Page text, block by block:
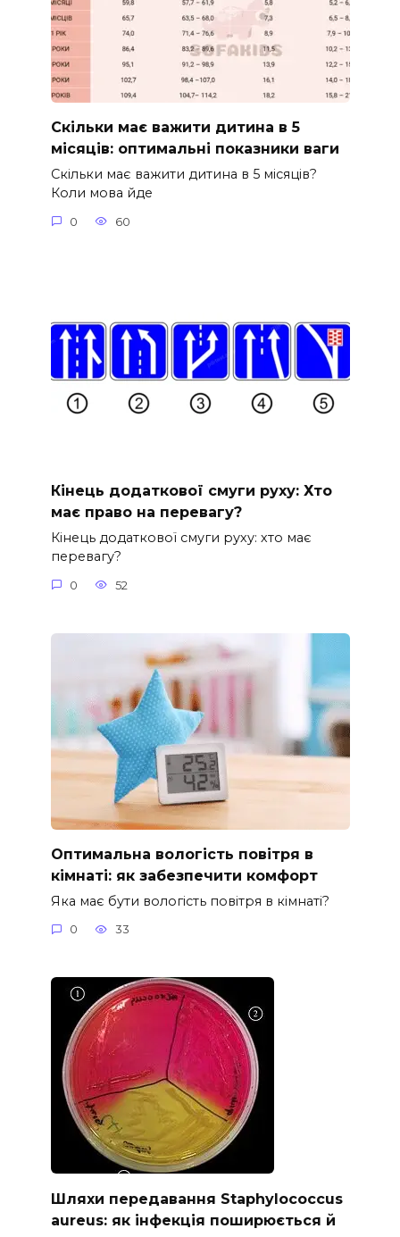
Скільки має важити дитина в 5
місяців: оптимальні показники ваги
Скільки має важити дитина в 5 місяців?
Коли мова йде
0 60
Кінець додаткової смуги руху: Хто
має право на перевагу?
Кінець додаткової смуги руху: хто має
перевагу?
0 52
Оптимальна вологість повітря в
кімнаті: як забезпечити комфорт
Яка має бути вологість повітря в кімнаті?
0 33
Шляхи передавання Staphylococcus
aureus: як інфекція поширюється й